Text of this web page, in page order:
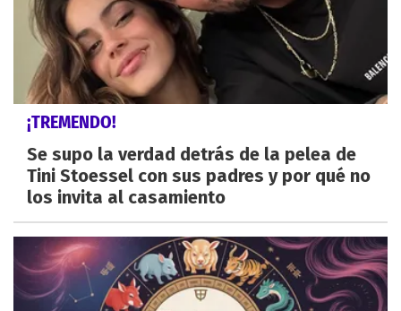
¡TREMENDO!
Se supo la verdad detrás de la pelea de
Tini Stoessel con sus padres y por qué no
los invita al casamiento